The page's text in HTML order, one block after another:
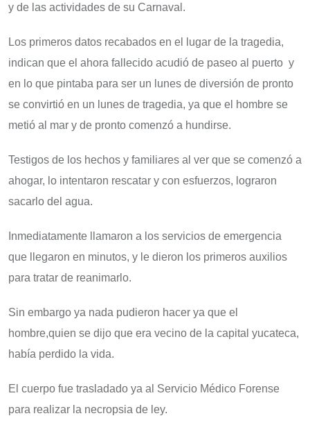
y de las actividades de su Carnaval.
Los primeros datos recabados en el lugar de la tragedia,
indican que el ahora fallecido acudió de paseo al puerto y
en lo que pintaba para ser un lunes de diversión de pronto
se convirtió en un lunes de tragedia, ya que el hombre se
metió al mar y de pronto comenzó a hundirse.
Testigos de los hechos y familiares al ver que se comenzó a
ahogar, lo intentaron rescatar y con esfuerzos, lograron
sacarlo del agua.
Inmediatamente llamaron a los servicios de emergencia
que llegaron en minutos, y le dieron los primeros auxilios
para tratar de reanimarlo.
Sin embargo ya nada pudieron hacer ya que el
hombre,quien se dijo que era vecino de la capital yucateca,
había perdido la vida.
El cuerpo fue trasladado ya al Servicio Médico Forense
para realizar la necropsia de ley.